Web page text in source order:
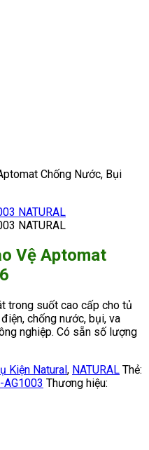
Chống Nước, Bụi
Vệ Aptomat
trong suốt cao cấp cho tủ
chống nước, bụi, va
nghiệp. Có sẵn số lượng
Kiện Natural , NATURAL Thẻ:
AG1003 Thương hiệu: